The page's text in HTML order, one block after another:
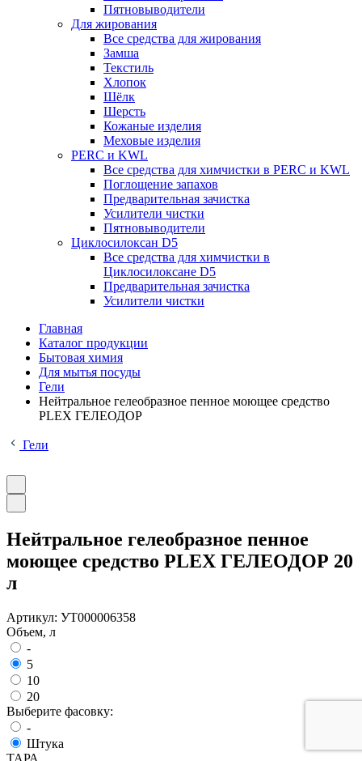
Пятновыводители
Для жирования
Все средства для жирования
Замша
Текстиль
Хлопок
Шёлк
Шерсть
Кожаные изделия
Меховые изделия
PERC и KWL
Все средства для химчистки в PERC и KWL
Поглощение запахов
Предварительная зачистка
Усилители чистки
Пятновыводители
Циклосилоксан D5
Все средства для химчистки в
Циклосилоксане D5
Предварительная зачистка
Усилители чистки
Главная
Каталог продукции
Бытовая химия
Для мытья посуды
Гели
Нейтральное гелеобразное пенное моющее средство
PLEX ГЕЛЕОДОР
Гели
Нейтральное гелеобразное пенное
моющее средство PLEX ГЕЛЕОДОР 20
л
Артикул: УТ000006358
Объем, л
-
5
10
20
Выберите фасовку:
-
Штука
ТАРА